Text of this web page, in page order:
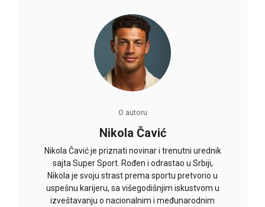
O autoru
Nikola Čavić
Nikola Čavić je priznati novinar i trenutni urednik
sajta Super Sport. Rođen i odrastao u Srbiji,
Nikola je svoju strast prema sportu pretvorio u
uspešnu karijeru, sa višegodišnjim iskustvom u
izveštavanju o nacionalnim i međunarodnim